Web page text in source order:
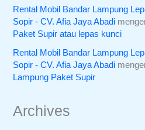
Rental Mobil Bandar Lampung
Sopir - CV. Afia Jaya Abadi
Paket Supir atau lepas kunci
Rental Mobil Bandar Lampung
Sopir - CV. Afia Jaya Abadi
Lampung Paket Supir
Archives